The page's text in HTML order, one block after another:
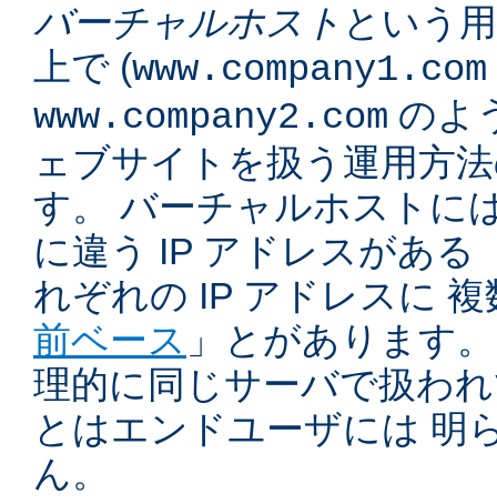
バーチャルホスト という
上で (www.company1.com
www.company2.com のよ
ェブサイトを扱う運用方
す。 バーチャルホストに
に違う IP アドレスがある
れぞれの IP アドレスに
前ベース 」とがあります
理的に同じサーバで扱わ
とはエンドユーザには 明
ん。